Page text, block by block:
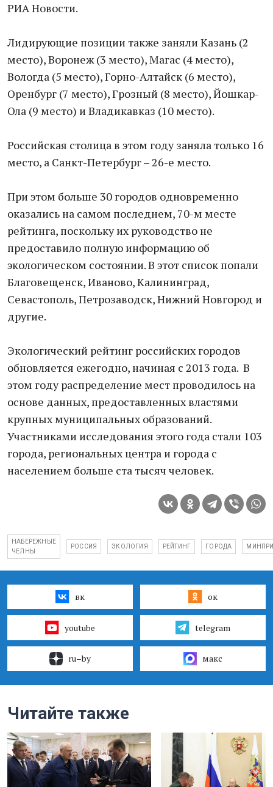
РИА Новости.
Лидирующие позиции также заняли Казань (2
место), Воронеж (3 место), Магас (4 место),
Вологда (5 место), Горно-Алтайск (6 место),
Оренбург (7 место), Грозный (8 место), Йошкар-
Ола (9 место) и Владикавказ (10 место).
Российская столица в этом году заняла только 16
место, а Санкт-Петербург – 26-е место.
При этом больше 30 городов одновременно
оказались на самом последнем, 70-м месте
рейтинга, поскольку их руководство не
предоставило полную информацию об
экологическом состоянии. В этот список попали
Благовещенск, Иваново, Калининград,
Севастополь, Петрозаводск, Нижний Новгород и
другие.
Экологический рейтинг российских городов
обновляется ежегодно, начиная с 2013 года. В
этом году распределение мест проводилось на
основе данных, предоставленных властями
крупных муниципальных образований.
Участниками исследования этого года стали 103
города, региональных центра и города с
населением больше ста тысяч человек.
НАБЕРЕЖНЫЕ
ЧЕЛНЫ
РОССИЯ ЭКОЛОГИЯ РЕЙТИНГ ГОРОДА
вк ок
youtube telegram
ru–by макс
Читайте также